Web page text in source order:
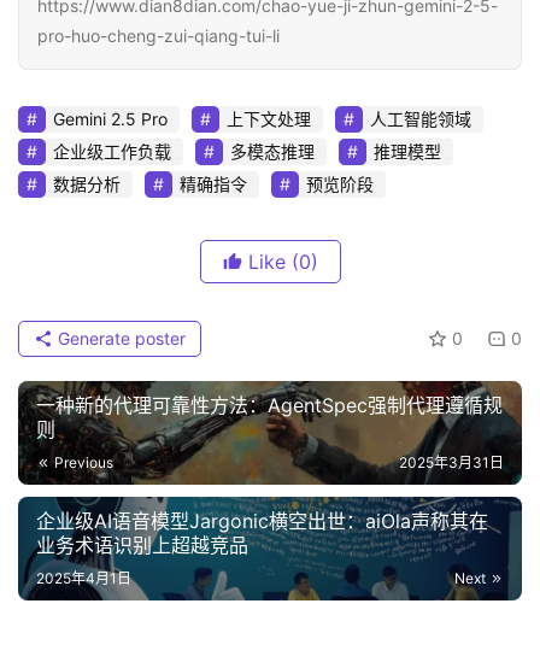
https://www.dian8dian.com/chao-yue-ji-zhun-gemini-2-5-
pro-huo-cheng-zui-qiang-tui-li
Gemini 2.5 Pro 上下文处理
人工智能领域
企业级工作负载
多模态推理
推理模型
数据分析
精确指令 预览阶段
Like (0)
0 0
Generate poster
一种新的代理可靠性方法：AgentSpec强制代理遵循规
则
Previous 2025年3月31日
企业级AI语音模型Jargonic横空出世：aiOla声称其在
业务术语识别上超越竞品
Next
2025年4月1日